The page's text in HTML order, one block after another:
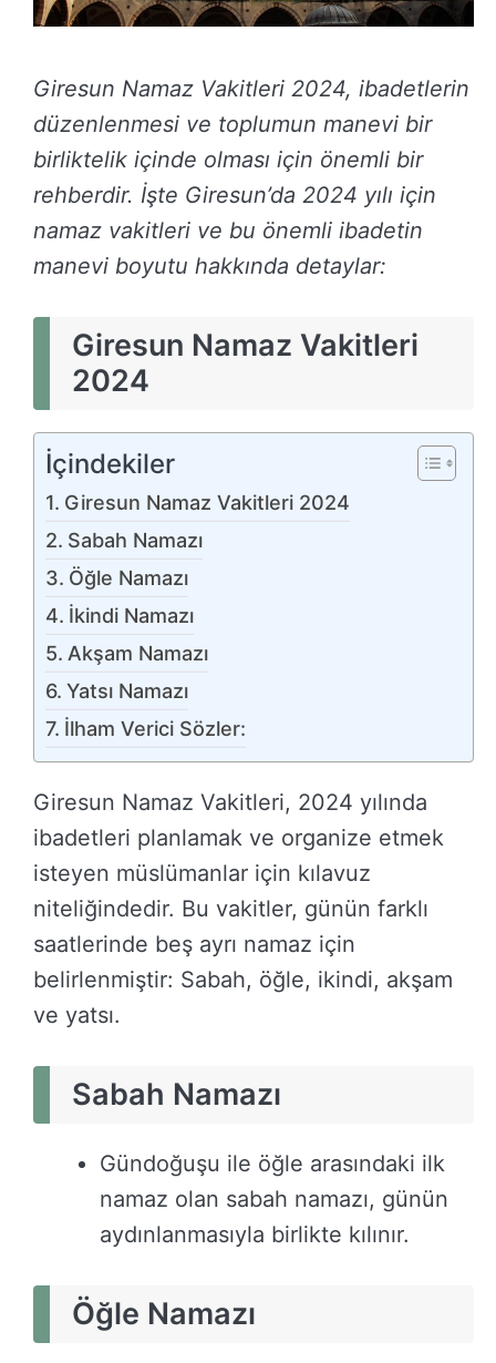
Giresun Namaz Vakitleri 2024, ibadetlerin
düzenlenmesi ve toplumun manevi bir
birliktelik içinde olması için önemli bir
rehberdir. İşte Giresun’da 2024 yılı için
namaz vakitleri ve bu önemli ibadetin
manevi boyutu hakkında detaylar:
Giresun Namaz Vakitleri
2024
İçindekiler
Giresun Namaz Vakitleri 2024
Sabah Namazı
Öğle Namazı
İkindi Namazı
Akşam Namazı
Yatsı Namazı
İlham Verici Sözler:
Giresun Namaz Vakitleri, 2024 yılında
ibadetleri planlamak ve organize etmek
isteyen müslümanlar için kılavuz
niteliğindedir. Bu vakitler, günün farklı
saatlerinde beş ayrı namaz için
belirlenmiştir: Sabah, öğle, ikindi, akşam
ve yatsı.
Sabah Namazı
Gündoğuşu ile öğle arasındaki ilk
namaz olan sabah namazı, günün
aydınlanmasıyla birlikte kılınır.
Öğle Namazı